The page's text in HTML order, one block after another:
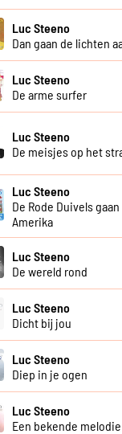
Luc Steeno
Dan gaan de lichten
Luc Steeno
De arme surfer
Luc Steeno
De meisjes op het
Luc Steeno
De Rode Duivels gaan
Amerika
Luc Steeno
De wereld rond
Luc Steeno
Dicht bij jou
Luc Steeno
Diep in je ogen
Luc Steeno
Een bekende melodie